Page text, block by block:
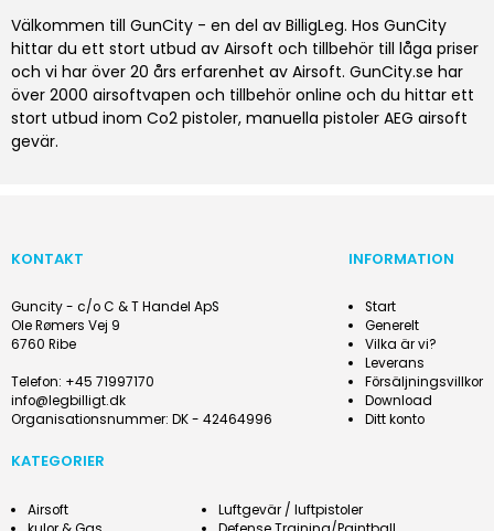
Välkommen till GunCity - en del av BilligLeg. Hos GunCity
hittar du ett stort utbud av Airsoft och tillbehör till låga priser
och vi har över 20 års erfarenhet av Airsoft. GunCity.se har
över 2000 airsoftvapen och tillbehör online och du hittar ett
stort utbud inom Co2 pistoler, manuella pistoler AEG airsoft
gevär.
KONTAKT
Guncity - c/o C & T Handel ApS
Ole Rømers Vej 9
6760 Ribe
Telefon: +45 71997170
info@legbilligt.dk
Organisationsnummer: DK - 42464996
INFORMATION
Start
Generelt
Vilka är vi?
Leverans
Försäljningsvillkor
Download
Ditt konto
KATEGORIER
Airsoft
Luftgevär / luftpistoler